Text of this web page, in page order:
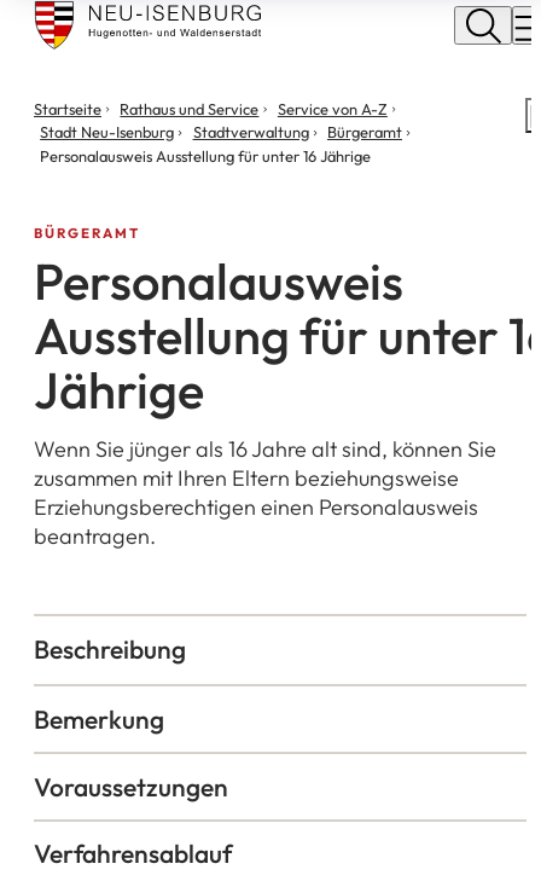
Neu
Isenburg
Sie
befinden
sich
Startseite Rathaus und Service
Service von A-Z
Stadt Neu-Isenburg
Stadtverwaltung
Bürgeramt
Personalausweis Ausstellung für unter 16 Jährige
BÜRGERAMT
Personalausweis
Ausstellung für unter
Jährige
Wenn Sie jünger als 16 Jahre alt sind, können Sie
zusammen mit Ihren Eltern beziehungsweise
Erziehungsberechtigen einen Personalausweis
beantragen.
Beschreibung
Bemerkung
Voraussetzungen
Verfahrensablauf